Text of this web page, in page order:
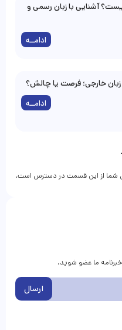
شما از این قسمت در دسترس است.
آشنایی با زبان رسمی و
ادامــه
زبان خارجی؛ فرصت یا چالش؟
ادامــه
ما عضو شوید.
ارسال